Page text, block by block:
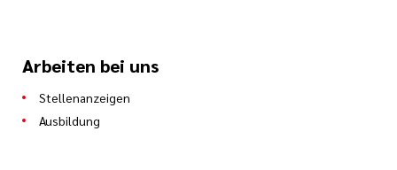
Arbeiten bei uns
Stellenanzeigen
Ausbildung